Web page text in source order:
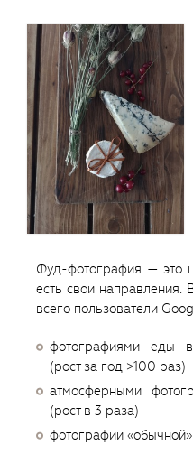
Фуд-фотография — это
есть свои
всего пользователи
фотографиями еды
(рост за год >100 раз)
атмосферными
(рост в 3 раза)
фотографии